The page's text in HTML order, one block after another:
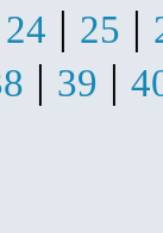
24 | 25 |
| 39 |